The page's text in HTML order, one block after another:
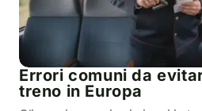
Errori comuni da
treno in Europa